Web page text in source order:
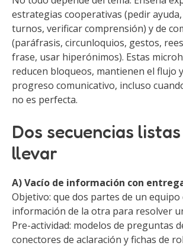
estrategias cooperativas (pedir
turnos, verificar comprensión) y de
(paráfrasis, circunloquios, gestos,
frase, usar hiperónimos). Estas
reducen bloqueos, mantienen el flujo
progreso comunicativo, incluso
no es perfecta.
Dos secuencias
llevar
A) Vacío de información con
Objetivo: que dos partes de un equipo
información de la otra para resolver
Pre-actividad: modelos de preguntas
conectores de aclaración y fichas de